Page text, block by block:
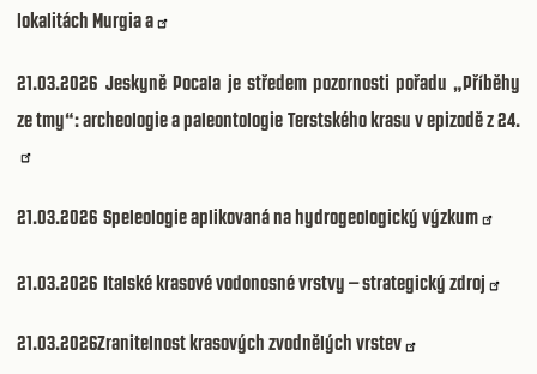
lokalitách Murgia a
21.03.2026 Jeskyně Pocala je středem pozornosti pořadu „Příběhy
ze tmy“: archeologie a paleontologie Terstského krasu v epizodě z 24.
21.03.2026 Speleologie aplikovaná na hydrogeologický výzkum
21.03.2026 Italské krasové vodonosné vrstvy – strategický zdroj
21.03.2026Zranitelnost krasových zvodnělých vrstev